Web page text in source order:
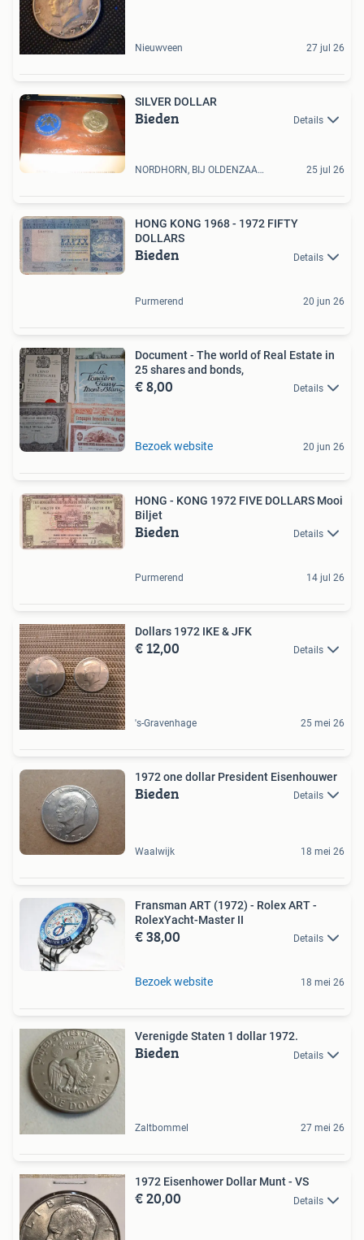
Nieuwveen 27 jul 26
SILVER DOLLAR
Bieden Details
NORDHORN, BIJ OLDENZAAL, DE 25 jul 26
HONG KONG 1968 - 1972 FIFTY
DOLLARS
Bieden Details
Purmerend 20 jun 26
Document - The world of Real Estate in
25 shares and bonds,
€ 8,00 Details
Bezoek website 20 jun 26
HONG - KONG 1972 FIVE DOLLARS Mooi
Biljet
Bieden Details
Purmerend 14 jul 26
Dollars 1972 IKE & JFK
€ 12,00 Details
's-Gravenhage 25 mei 26
1972 one dollar President Eisenhouwer
Bieden Details
Waalwijk 18 mei 26
Fransman ART (1972) - Rolex ART -
RolexYacht-Master II
€ 38,00 Details
Bezoek website 18 mei 26
Verenigde Staten 1 dollar 1972.
Bieden Details
Zaltbommel 27 mei 26
1972 Eisenhower Dollar Munt - VS
€ 20,00 Details